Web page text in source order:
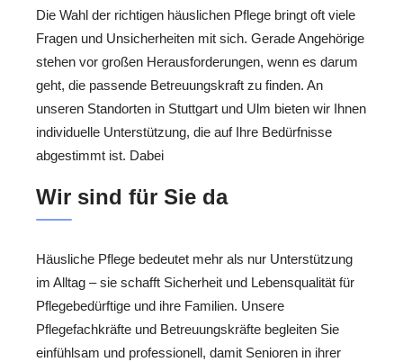
Die Wahl der richtigen häuslichen Pflege bringt oft viele
Fragen und Unsicherheiten mit sich. Gerade Angehörige
stehen vor großen Herausforderungen, wenn es darum
geht, die passende Betreuungskraft zu finden. An
unseren Standorten in Stuttgart und Ulm bieten wir Ihnen
individuelle Unterstützung, die auf Ihre Bedürfnisse
abgestimmt ist. Dabei
Wir sind für Sie da
Häusliche Pflege bedeutet mehr als nur Unterstützung
im Alltag – sie schafft Sicherheit und Lebensqualität für
Pflegebedürftige und ihre Familien. Unsere
Pflegefachkräfte und Betreuungskräfte begleiten Sie
einfühlsam und professionell, damit Senioren in ihrer